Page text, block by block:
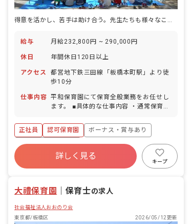
給与 月給232,800円 ~ 290,000円
休日 年間休日120日以上
アクセス
都営地下鉄三田線「板橋本町駅」より徒
歩10分
仕事内容 平和保育園にて保育全般業務をお任せし
ます。 ■具体的な仕事内容 ・通常保育業
・保護者との面談 ・保育に関する企画・
立案など
正社員 認可保育園
ボーナス・賞与あり
年間休日120日以上
寮・住宅・家賃補助あり
社会保険完備
昇給昇進あり
詳しく見る
キープ
大禮保育園 保育士の求人
社会福祉法人おおのり会
東京都/板橋区
2026/05/12更新